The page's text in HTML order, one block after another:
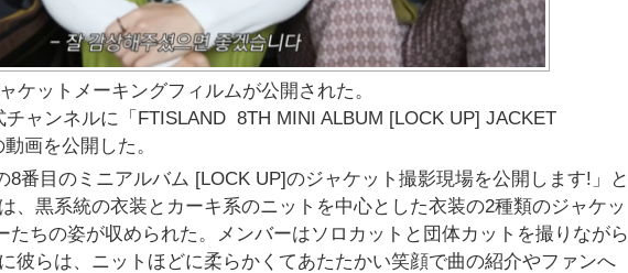
ケットメーキングフィルムが公開された。
チャンネルに「FTISLAND 8TH MINI ALBUM [LOCK UP] JACKET
画を公開した。
8番目のミニアルバム [LOCK UP]のジャケット撮影現場を公開します!」と
、黒系統の衣装とカーキ系のニットを中心とした衣装の2種類のジャケッ
たちの姿が収められた。メンバーはソロカットと団体カットを撮りながら
彼らは、ニットほどに柔らかくてあたたかい笑顔で曲の紹介やファンへ